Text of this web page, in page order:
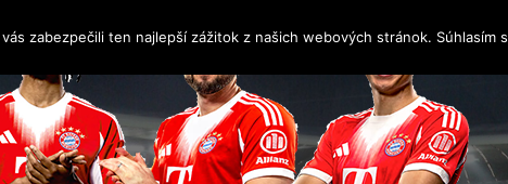
zabezpečili ten najlepší zážitok z našich webových stránok. Súhlasím